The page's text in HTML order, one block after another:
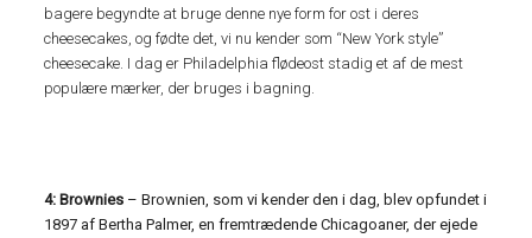
bagere begyndte at bruge denne nye form for ost i deres
cheesecakes, og fødte det, vi nu kender som “New York style”
cheesecake. I dag er Philadelphia flødeost stadig et af de mest
populære mærker, der bruges i bagning.
4: Brownies – Brownien, som vi kender den i dag, blev opfundet i
1897 af Bertha Palmer, en fremtrædende Chicagoaner, der ejede